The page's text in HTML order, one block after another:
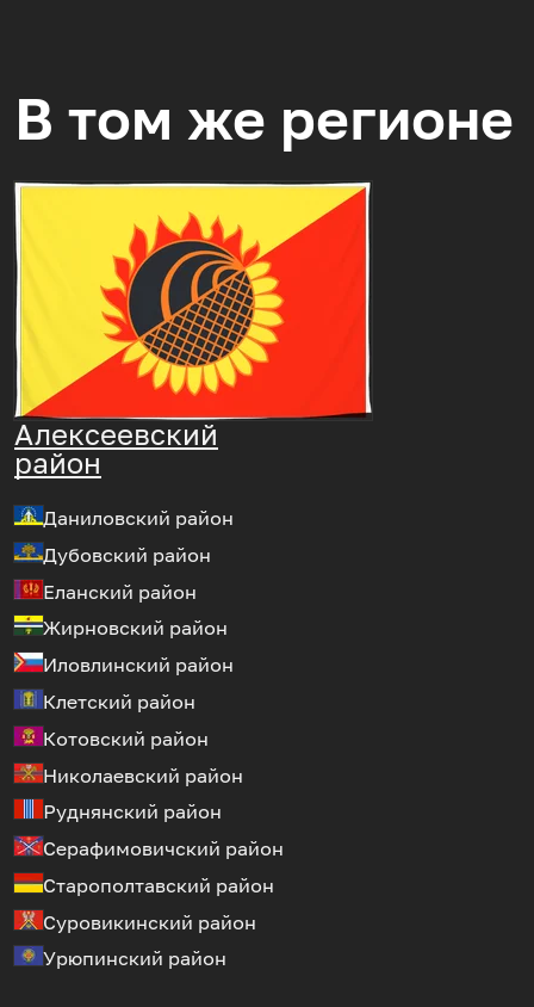
В том же регионе
Алексеевский
район
Даниловский район
Дубовский район
Еланский район
Жирновский район
Иловлинский район
Клетский район
Котовский район
Николаевский район
Руднянский район
Серафимовичский район
Старополтавский район
Суровикинский район
Урюпинский район